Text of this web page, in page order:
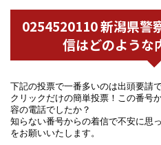
0254520110 新潟県警
信はどのような
下記の投票で一番多いのは出頭要請で
クリックだけの簡単投票！この番号
容の電話でしたか？
知らない番号からの着信で不安に思
をお願いいたします。